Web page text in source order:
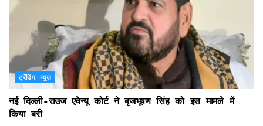
ट्रेंडिंग न्यूज़
नई दिल्ली-राउज एवेन्यू कोर्ट ने बृजभूषण सिंह को इस मामले में
किया बरी